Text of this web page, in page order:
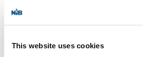
This website uses cookies
maailmaa. Savox on
sekä henkilönsuojaimiin.